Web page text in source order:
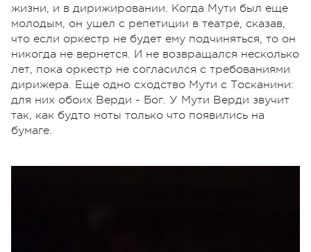
жизни, и в дирижировании. Когда Мути был еще
молодым, он ушел с репетиции в театре, сказав,
что если оркестр не будет ему подчиняться, то он
никогда не вернется. И не возвращался несколько
лет, пока оркестр не согласился с требованиями
дирижера. Еще одно сходство Мути с Тосканини:
для них обоих Верди - Бог. У Мути Верди звучит
так, как будто ноты только что появились на
бумаге.